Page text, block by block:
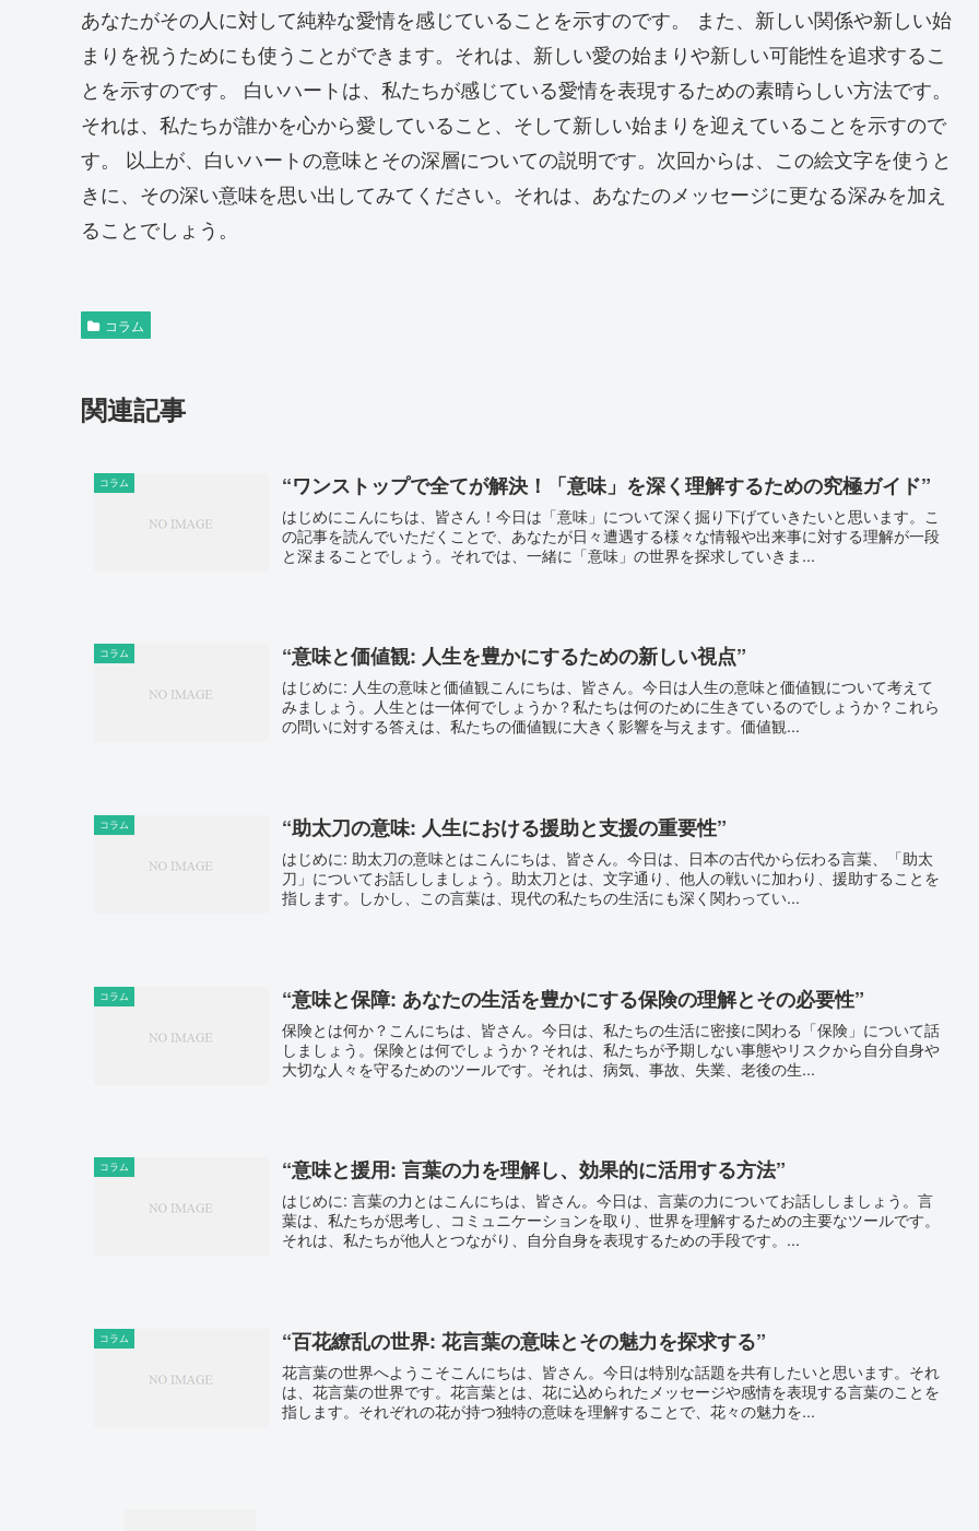
あなたがその人に対して純粋な愛情を感じていることを示すのです。 また、新しい関係や新しい始
まりを祝うためにも使うことができます。それは、新しい愛の始まりや新しい可能性を追求するこ
とを示すのです。 白いハートは、私たちが感じている愛情を表現するための素晴らしい方法です。
それは、私たちが誰かを心から愛していること、そして新しい始まりを迎えていることを示すので
す。 以上が、白いハートの意味とその深層についての説明です。次回からは、この絵文字を使うと
きに、その深い意味を思い出してみてください。それは、あなたのメッセージに更なる深みを加え
ることでしょう。
コラム
関連記事
コラム “ワンストップで全てが解決！「意味」を深く理解するための究極ガイド”
はじめにこんにちは、皆さん！今日は「意味」について深く掘り下げていきたいと思います。こ
の記事を読んでいただくことで、あなたが日々遭遇する様々な情報や出来事に対する理解が一段
と深まることでしょう。それでは、一緒に「意味」の世界を探求していきま...
コラム “意味と価値観: 人生を豊かにするための新しい視点”
はじめに: 人生の意味と価値観こんにちは、皆さん。今日は人生の意味と価値観について考えて
みましょう。人生とは一体何でしょうか？私たちは何のために生きているのでしょうか？これら
の問いに対する答えは、私たちの価値観に大きく影響を与えます。価値観...
コラム “助太刀の意味: 人生における援助と支援の重要性”
はじめに: 助太刀の意味とはこんにちは、皆さん。今日は、日本の古代から伝わる言葉、「助太
刀」についてお話ししましょう。助太刀とは、文字通り、他人の戦いに加わり、援助することを
指します。しかし、この言葉は、現代の私たちの生活にも深く関わってい...
コラム “意味と保障: あなたの生活を豊かにする保険の理解とその必要性”
保険とは何か？こんにちは、皆さん。今日は、私たちの生活に密接に関わる「保険」について話
しましょう。保険とは何でしょうか？それは、私たちが予期しない事態やリスクから自分自身や
大切な人々を守るためのツールです。それは、病気、事故、失業、老後の生...
コラム “意味と援用: 言葉の力を理解し、効果的に活用する方法”
はじめに: 言葉の力とはこんにちは、皆さん。今日は、言葉の力についてお話ししましょう。言
葉は、私たちが思考し、コミュニケーションを取り、世界を理解するための主要なツールです。
それは、私たちが他人とつながり、自分自身を表現するための手段です。...
コラム “百花繚乱の世界: 花言葉の意味とその魅力を探求する”
花言葉の世界へようこそこんにちは、皆さん。今日は特別な話題を共有したいと思います。それ
は、花言葉の世界です。花言葉とは、花に込められたメッセージや感情を表現する言葉のことを
指します。それぞれの花が持つ独特の意味を理解することで、花々の魅力を...